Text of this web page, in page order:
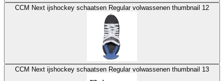
CCM Next ijshockey schaatsen Regular volwassenen thumbnail 12
CCM Next ijshockey schaatsen Regular volwassenen thumbnail 13